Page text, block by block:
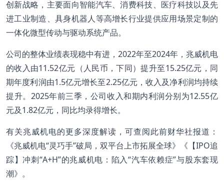
创新战略，主要面向智能汽车、消费科技、医疗科技以及先
进工业制造、具身机器人等高增长行业提供应用场景定制的
一体化微型传动与驱动系统产品。
公司的整体业绩表现稳中有进，2022年至2024年，兆威机电
的收入由11.52亿元（人民币，下同）提升至15.25亿元，同
期年度利润由1.5亿元增长至2.25亿元，收入及净利润均持续
提升。2025年前三季，公司收入和期内利润分别为12.55亿
元及1.82亿元，同比均录得增长。
有关兆威机电的更多深度解读，可查阅此前财华社报道：
《兆威机电“灵巧手”破局，双平台上市拓展全球》《 【IPO追
踪】冲刺“A+H”的兆威机电：陷入“汽车依赖症”与股东套现
潮》。